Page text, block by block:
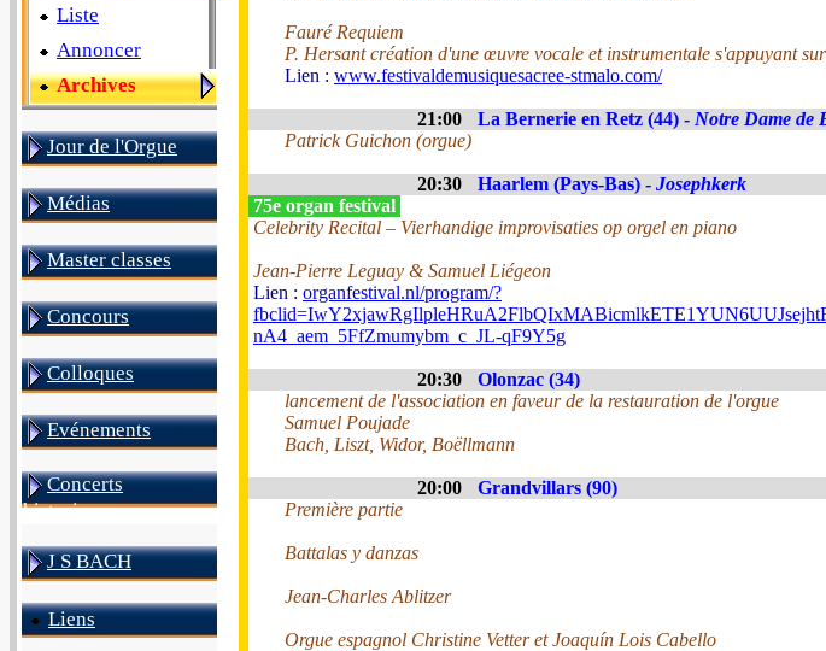
Liste
Annoncer
Archives
Jour de l'Orgue
Médias
Master classes
Concours
Colloques
Evénements
Concerts
historiques
J S BACH
Liens
Fauré Requiem
P. Hersant création d'une œuvre vocale et instrumentale s'appuyant
Lien : www.festivaldemusiquesacree-stmalo.com/
21:00 La Bernerie en Retz (44) - Notre Dame de
Patrick Guichon (orgue)
20:30 Haarlem (Pays-Bas) - Josephkerk
75e organ festival
Celebrity Recital – Vierhandige improvisaties op orgel en piano
Jean-Pierre Leguay & Samuel Liégeon
Lien : organfestival.nl/program/?
nA4_aem_5FfZmumybm_c_JL-qF9Y5g
20:30
Olonzac (34)
lancement de l'association en faveur de la restauration de l'orgue
Samuel Poujade
Bach, Liszt, Widor, Boëllmann
20:00
Grandvillars (90)
Première partie
Battalas y danzas
Jean-Charles Ablitzer
Orgue espagnol Christine Vetter et Joaquín Lois Cabello